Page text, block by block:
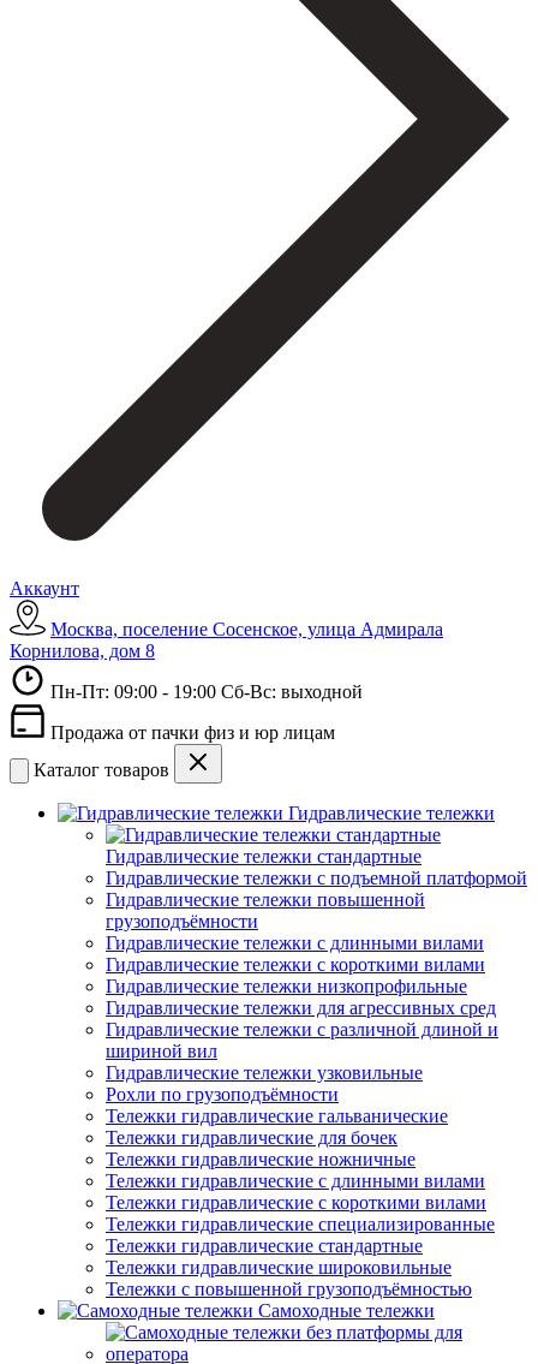
Аккаунт
Москва, поселение Сосенское, улица Адмирала
Корнилова, дом 8
Пн-Пт: 09:00 - 19:00 Сб-Вс: выходной
Продажа от пачки физ и юр лицам
Каталог товаров
Гидравлические тележки
Гидравлические тележки стандартные
Гидравлические тележки с подъемной платформой
Гидравлические тележки повышенной
грузоподъёмности
Гидравлические тележки с длинными вилами
Гидравлические тележки с короткими вилами
Гидравлические тележки низкопрофильные
Гидравлические тележки для агрессивных сред
Гидравлические тележки с различной длиной и
шириной вил
Гидравлические тележки узковильные
Рохли по грузоподъёмности
Тележки гидравлические гальванические
Тележки гидравлические для бочек
Тележки гидравлические ножничные
Тележки гидравлические с длинными вилами
Тележки гидравлические с короткими вилами
Тележки гидравлические специализированные
Тележки гидравлические стандартные
Тележки гидравлические широковильные
Тележки с повышенной грузоподъёмностью
Самоходные тележки